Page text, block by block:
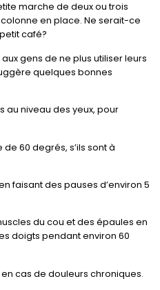
marche de deux ou trois
en place. Ne serait-ce
café?
gens de ne plus utiliser leurs
quelques bonnes
au niveau des yeux, pour
60 degrés, s’ils sont à
faisant des pauses d’environ 5
du cou et des épaules en
doigts pendant environ 60
cas de douleurs chroniques.